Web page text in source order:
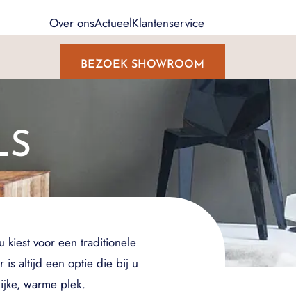
Over onsActueelKlantenservice
BEZOEK SHOWROOM
kiest voor een traditionele
is altijd een optie die bij u
warme plek.